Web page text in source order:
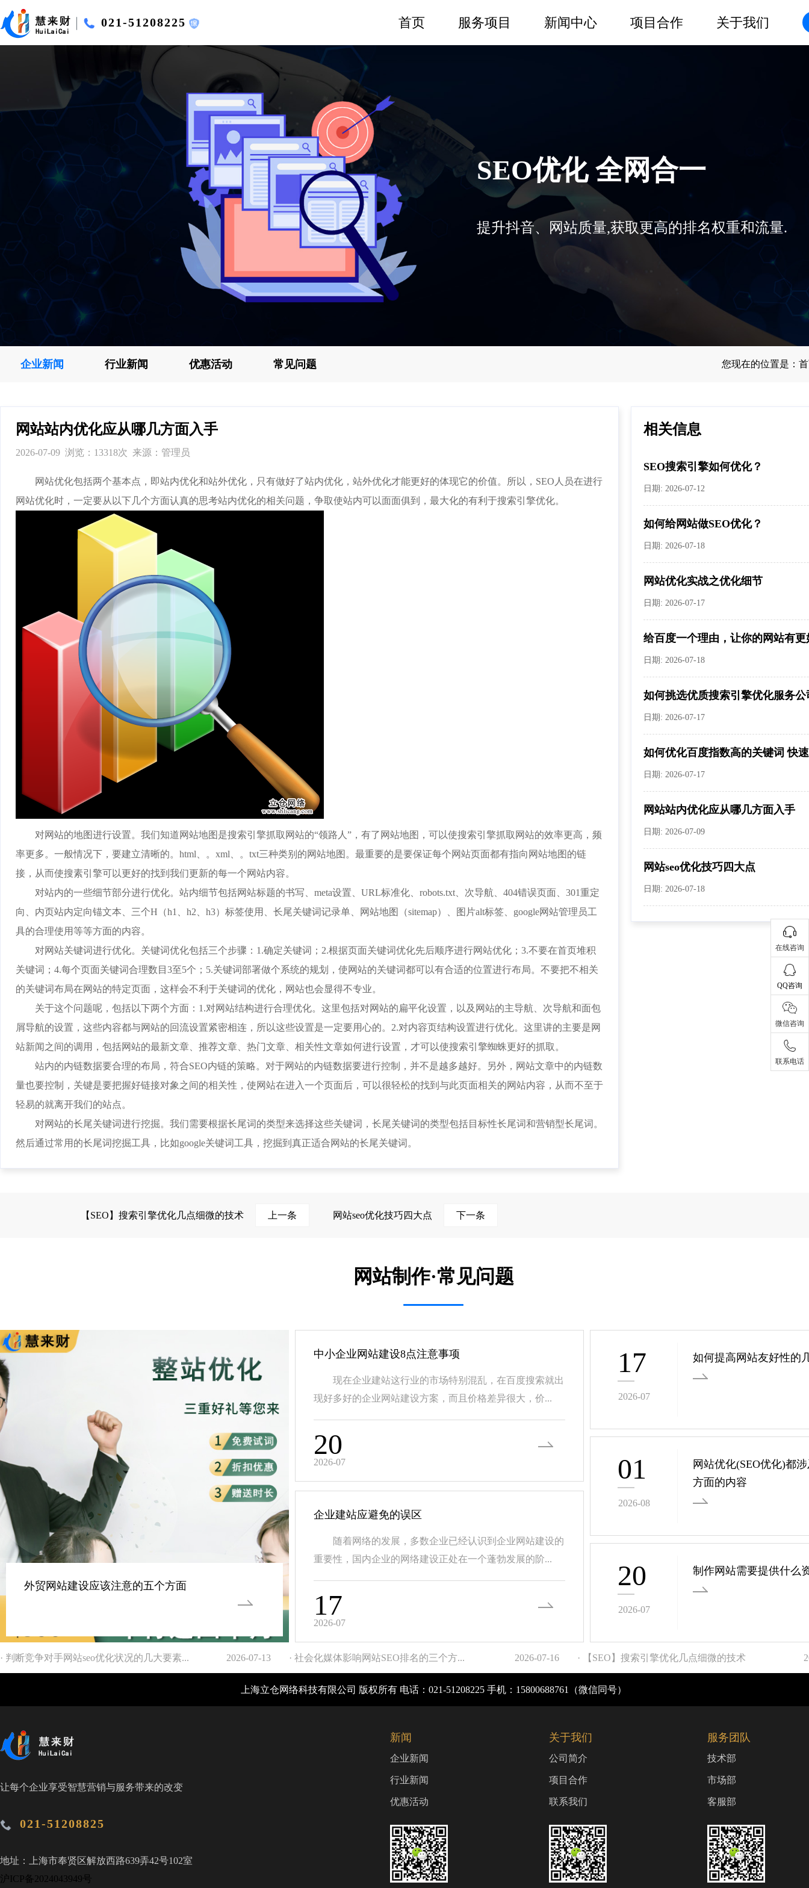
021-51208225 首页 服务项目 新闻中心 项目合作 关于我们
SEO优化 全网合一
提升抖音、网站质量,获取更高的排名权重和流量.
企业新闻 行业新闻 优惠活动 常见问题 您现在的位置是：
网站站内优化应从哪几方面入手
2026-07-09 浏览：13318次 来源：管理员
网站优化包括两个基本点，即站内优化和站外优化，只有做好了站内优化，站外优化才能更好的体现它的价值。所以，SEO人员在进行
网站优化时，一定要从以下几个方面认真的思考站内优化的相关问题，争取使站内可以面面俱到，最大化的有利于搜索引擎优化。
对网站的地图进行设置。我们知道网站地图是搜索引擎抓取网站的“领路人”，有了网站地图，可以使搜索引擎抓取网站的效率更高，频
率更多。一般情况下，要建立清晰的。html、。xml、。txt三种类别的网站地图。最重要的是要保证每个网站页面都有指向网站地图的链
接，从而使搜素引擎可以更好的找到我们更新的每一个网站内容。
对站内的一些细节部分进行优化。站内细节包括网站标题的书写、meta设置、URL标准化、robots.txt、次导航、404错误页面、301重定
向、内页站内定向锚文本、三个H（h1、h2、h3）标签使用、长尾关键词记录单、网站地图（sitemap）、图片alt标签、google网站管理员工
具的合理使用等等方面的内容。
对网站关键词进行优化。关键词优化包括三个步骤：1.确定关键词；2.根据页面关键词优化先后顺序进行网站优化；3.不要在首页堆积
关键词；4.每个页面关键词合理数目3至5个；5.关键词部署做个系统的规划，使网站的关键词都可以有合适的位置进行布局。不要把不相关
的关键词布局在网站的特定页面，这样会不利于关键词的优化，网站也会显得不专业。
关于这个问题呢，包括以下两个方面：1.对网站结构进行合理优化。这里包括对网站的扁平化设置，以及网站的主导航、次导航和面包
屑导航的设置，这些内容都与网站的回流设置紧密相连，所以这些设置是一定要用心的。2.对内容页结构设置进行优化。这里讲的主要是网
站新闻之间的调用，包括网站的最新文章、推荐文章、热门文章、相关性文章如何进行设置，才可以使搜索引擎蜘蛛更好的抓取。
站内的内链数据要合理的布局，符合SEO内链的策略。对于网站的内链数据要进行控制，并不是越多越好。另外，网站文章中的内链数
量也要控制，关键是要把握好链接对象之间的相关性，使网站在进入一个页面后，可以很轻松的找到与此页面相关的网站内容，从而不至于
轻易的就离开我们的站点。
对网站的长尾关键词进行挖掘。我们需要根据长尾词的类型来选择这些关键词，长尾关键词的类型包括目标性长尾词和营销型长尾词。
然后通过常用的长尾词挖掘工具，比如google关键词工具，挖掘到真正适合网站的长尾关键词。
相关信息
SEO搜索引擎如何优化？
日期: 2026-07-12
如何给网站做SEO优化？
日期: 2026-07-18
网站优化实战之优化细节
日期: 2026-07-17
给百度一个理由，让你的网站有更
日期: 2026-07-18
如何挑选优质搜索引擎优化服务公
日期: 2026-07-17
如何优化百度指数高的关键词 快
日期: 2026-07-17
网站站内优化应从哪几方面入手
日期: 2026-07-09
网站seo优化技巧四大点
日期: 2026-07-18
【SEO】搜索引擎优化几点细微的技术 上一条 网站seo优化技巧四大点 下一条
网站制作·常见问题
外贸网站建设应该注意的五个方面
中小企业网站建设8点注意事项
现在企业建站这行业的市场特别混乱，在百度搜索就出
现好多好的企业网站建设方案，而且价格差异很大，价...
20
2026-07
企业建站应避免的误区
随着网络的发展，多数企业已经认识到企业网站建设的
重要性，国内企业的网络建设正处在一个蓬勃发展的阶...
17
2026-07
17
2026-07
如何提高网站友好性的
01
2026-08
网站优化(SEO优化)都
方面的内容
20
2026-07
制作网站需要提供什么
2026-07-13
· 判断竞争对手网站seo优化状况的几大要素... 2026-07-16
· 社会化媒体影响网站SEO排名的三个方... · 【SEO】搜索引擎优化几点细微的技术
上海立仓网络科技有限公司 版权所有 电话：021-51208225 手机：15800688761（微信同号）
让每个企业享受智慧营销与服务带来的改变
021-51208825
地址：上海市奉贤区解放西路639弄42号102室
沪ICP备2024043949号
新闻
企业新闻
行业新闻
优惠活动
关于我们
公司简介
项目合作
联系我们
服务团队
技术部
市场部
客服部
在线咨询
QQ咨询
微信咨询
联系电话